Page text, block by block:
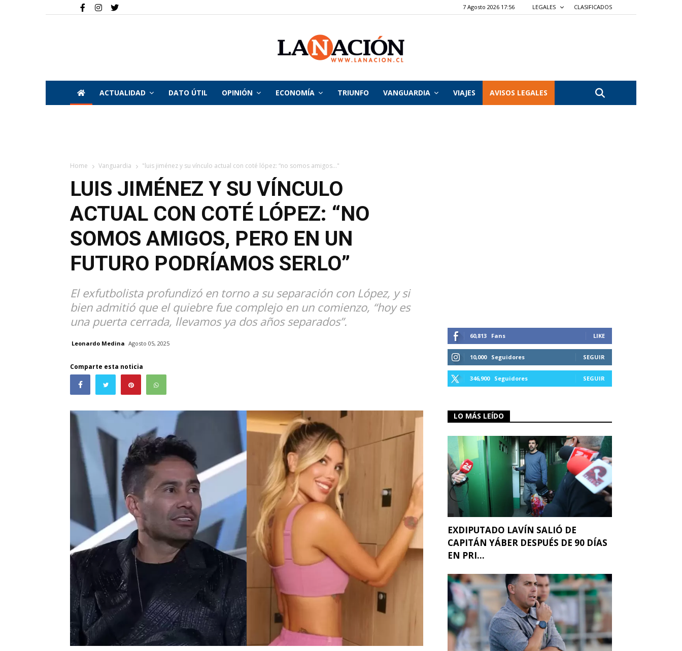
7 Agosto 2026 17:56 LEGALES CLASIFICADOS
La
ACTUALIDAD DATO ÚTIL OPINIÓN ECONOMÍA TRIUNFO VANGUARDIA VIAJES AVISOS LEGALES
Home Vanguardia "luis jiménez y su vínculo actual con coté lópez: “no somos amigos..."
LUIS JIMÉNEZ Y SU VÍNCULO
ACTUAL CON COTÉ LÓPEZ: “NO
SOMOS AMIGOS, PERO EN UN
FUTURO PODRÍAMOS SERLO”
El exfutbolista profundizó en torno a su separación con López, y si
bien admitió que el quiebre fue complejo en un comienzo, “hoy es
una puerta cerrada, llevamos ya dos años separados”.
Leonardo Medina Agosto 05, 2025
Comparte esta noticia
60,813 Fans LIKE
10,000 Seguidores SEGUIR
346,900 Seguidores SEGUIR
LO MÁS LEÍDO
EXDIPUTADO LAVÍN SALIÓ DE
CAPITÁN YÁBER DESPUÉS DE 90 DÍAS
EN PRI...